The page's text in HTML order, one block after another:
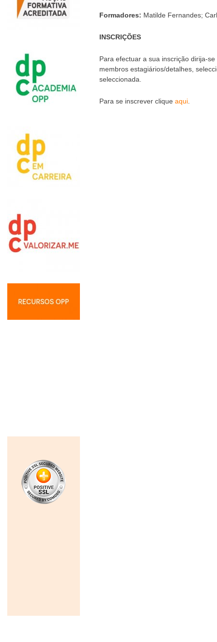
Formadores: Matilde Fernandes;
INSCRIÇÕES
Para efectuar a sua inscrição dirija-
membros estagiários/detalhes,
seleccionada.
Para se inscrever clique aqui